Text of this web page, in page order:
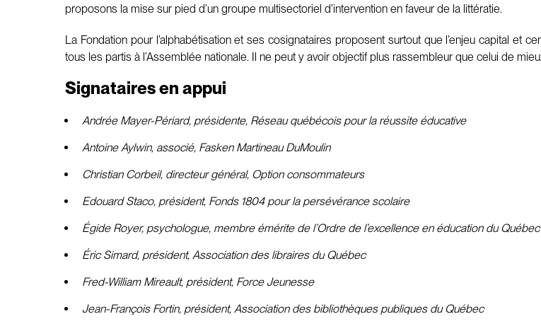
proposons la mise sur pied d’un groupe multisectoriel d’intervention en faveur de la littératie.
La Fondation pour l’alphabétisation et ses cosignataires proposent surtout que l’enjeu capital et
tous les partis à l’Assemblée nationale. Il ne peut y avoir objectif plus rassembleur que celui de
Signataires en appui
Andrée Mayer-Périard, présidente, Réseau québécois pour la réussite éducative
Antoine Aylwin, associé, Fasken Martineau DuMoulin
Christian Corbeil, directeur général, Option consommateurs
Edouard Staco, président, Fonds 1804 pour la persévérance scolaire
Égide Royer, psychologue, membre émérite de l’Ordre de l’excellence en éducation du Québec
Éric Simard, président, Association des libraires du Québec
Fred-William Mireault, président, Force Jeunesse
Jean-François Fortin, président, Association des bibliothèques publiques du Québec